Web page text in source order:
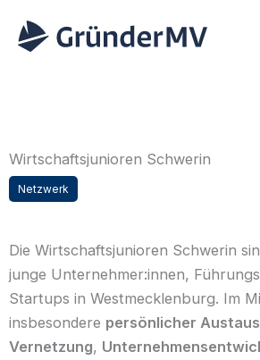
Inhalt
Wirtschaftsjunioren Schwerin
Netzwerk
Die Wirtschaftsjunioren Schwerin
junge Unternehmer:innen,
Startups in Westmecklenburg. Im
insbesondere persönlicher
Vernetzung,